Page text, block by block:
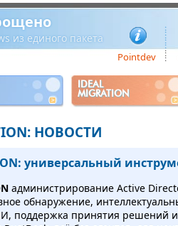
из единого пакета
Pointdev
IDEAL
MIGRATION
НОВОСТИ
универсальный
администрирование Active
обнаружение,
поддержка принятия решений и